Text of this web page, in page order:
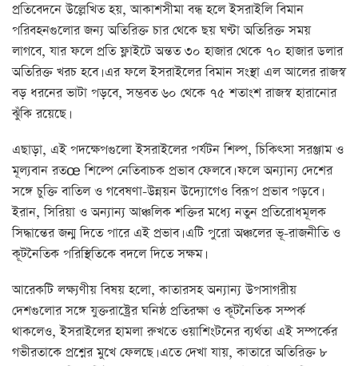
প্রতিবেদনে উল্লেখিত হয়, আকাশসীমা বন্ধ হলে ইসরাইলি বিমান
পরিবহনগুলোর জন্য অতিরিক্ত চার থেকে ছয় ঘণ্টা অতিরিক্ত সময়
লাগবে, যার ফলে প্রতি ফ্লাইটে অন্তত ৩০ হাজার থেকে ৭০ হাজার ডলার
অতিরিক্ত খরচ হবে। এর ফলে ইসরাইলের বিমান সংস্থা এল আলের রাজস্ব
বড় ধরনের ভাটা পড়বে, সম্ভবত ৬০ থেকে ৭৫ শতাংশ রাজস্ব হারানোর
ঝুঁকি রয়েছে।
এছাড়া, এই পদক্ষেপগুলো ইসরাইলের পর্যটন শিল্প, চিকিৎসা সরঞ্জাম ও
মূল্যবান রতœ শিল্পে নেতিবাচক প্রভাব ফেলবে। ফলে অন্যান্য দেশের
সঙ্গে চুক্তি বাতিল ও গবেষণা-উন্নয়ন উদ্যোগেও বিরূপ প্রভাব পড়বে।
ইরান, সিরিয়া ও অন্যান্য আঞ্চলিক শক্তির মধ্যে নতুন প্রতিরোধমূলক
সিদ্ধান্তের জন্ম দিতে পারে এই প্রভাব। এটি পুরো অঞ্চলের ভূ-রাজনীতি ও
কূটনৈতিক পরিস্থিতিকে বদলে দিতে সক্ষম।
আরেকটি লক্ষ্যণীয় বিষয় হলো, কাতারসহ অন্যান্য উপসাগরীয়
দেশগুলোর সঙ্গে যুক্তরাষ্ট্রের ঘনিষ্ঠ প্রতিরক্ষা ও কূটনৈতিক সম্পর্ক
থাকলেও, ইসরাইলের হামলা রুখতে ওয়াশিংটনের ব্যর্থতা এই সম্পর্কের
গভীরতাকে প্রশ্নের মুখে ফেলছে। এতে দেখা যায়, কাতারে অতিরিক্ত ৮